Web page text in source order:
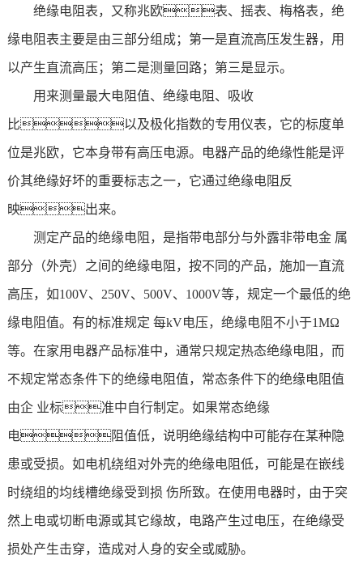
绝缘电阻表，又称兆欧表、摇表、梅格表，绝
缘电阻表主要是由三部分组成；第一是直流高压发生器，用
以产生直流高压；第二是测量回路；第三是显示。
用来测量最大电阻值、绝缘电阻、吸收
比以及极化指数的专用仪表，它的标度单
位是兆欧，它本身带有高压电源。电器产品的绝缘性能是评
价其绝缘好坏的重要标志之一，它通过绝缘电阻反
映出来。
测定产品的绝缘电阻，是指带电部分与外露非带电金 属
部分（外壳）之间的绝缘电阻，按不同的产品，施加一直流
高压，如100V、250V、500V、1000V等，规定一个最低的绝
缘电阻值。有的标准规定 每kV电压，绝缘电阻不小于1MΩ
等。在家用电器产品标准中，通常只规定热态绝缘电阻，而
不规定常态条件下的绝缘电阻值，常态条件下的绝缘电阻值
由企 业标准中自行制定。如果常态绝缘
电阻值低，说明绝缘结构中可能存在某种隐
患或受损。如电机绕组对外壳的绝缘电阻低，可能是在嵌线
时绕组的均线槽绝缘受到损 伤所致。在使用电器时，由于突
然上电或切断电源或其它缘故，电路产生过电压，在绝缘受
损处产生击穿，造成对人身的安全或威胁。